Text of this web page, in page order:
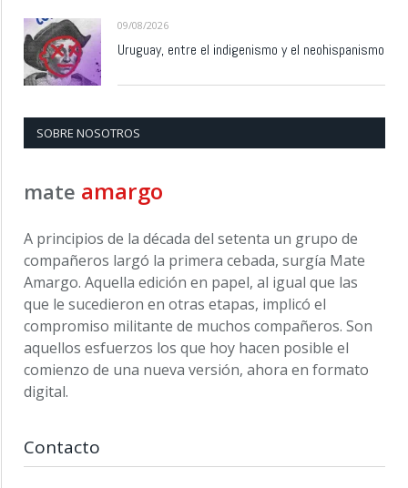
09/08/2026
Uruguay, entre el indigenismo y el neohispanismo
SOBRE NOSOTROS
mate amargo
A principios de la década del setenta un grupo de
compañeros largó la primera cebada, surgía Mate
Amargo. Aquella edición en papel, al igual que las
que le sucedieron en otras etapas, implicó el
compromiso militante de muchos compañeros. Son
aquellos esfuerzos los que hoy hacen posible el
comienzo de una nueva versión, ahora en formato
digital.
Contacto